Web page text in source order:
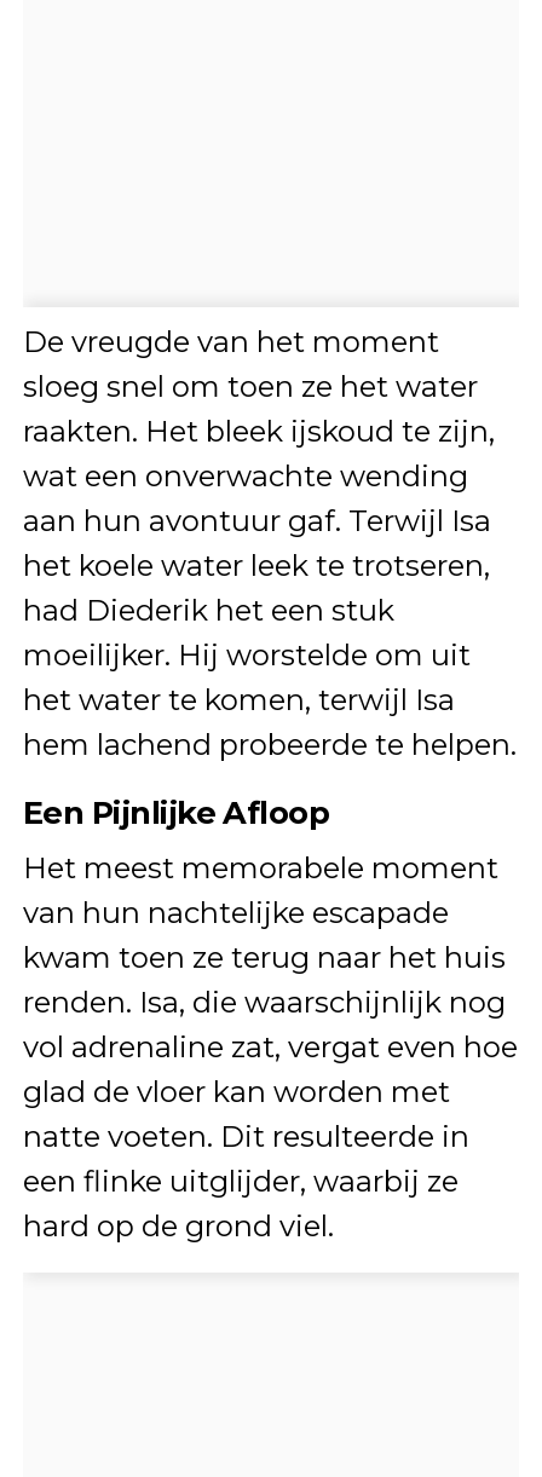
De vreugde van het moment
sloeg snel om toen ze het water
raakten. Het bleek ijskoud te zijn,
wat een onverwachte wending
aan hun avontuur gaf. Terwijl Isa
het koele water leek te trotseren,
had Diederik het een stuk
moeilijker. Hij worstelde om uit
het water te komen, terwijl Isa
hem lachend probeerde te helpen.
Een Pijnlijke Afloop
Het meest memorabele moment
van hun nachtelijke escapade
kwam toen ze terug naar het huis
renden. Isa, die waarschijnlijk nog
vol adrenaline zat, vergat even hoe
glad de vloer kan worden met
natte voeten. Dit resulteerde in
een flinke uitglijder, waarbij ze
hard op de grond viel.